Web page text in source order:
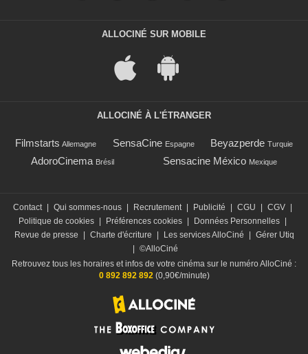
ALLOCINÉ SUR MOBILE
ALLOCINÉ À L'ÉTRANGER
Filmstarts Allemagne SensaCine Espagne Beyazperde Turquie
AdoroCinema Brésil Sensacine México Mexique
Contact | Qui sommes-nous | Recrutement | Publicité | CGU | CGV |
Politique de cookies | Préférences cookies | Données Personnelles |
Revue de presse
| Charte d'écriture | Les services AlloCiné | Gérer Utiq
| ©AlloCiné
Retrouvez tous les horaires et infos de votre cinéma sur le numéro AlloCiné :
0 892 892 892 (0,90€/minute)